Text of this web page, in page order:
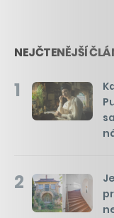
NEJČTENĚJŠÍ
1
2